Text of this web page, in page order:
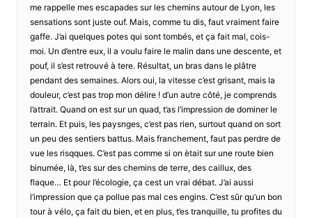
me rappelle mes escapades sur les chemins autour de Lyon, les
sensations sont juste ouf. Mais, comme tu dis, faut vraiment faire
gaffe. J’ai quelques potes qui sont tombés, et ça fait mal, cois-
moi. Un d’entre eux, il a voulu faire le malin dans une descente, et
pouf, il s’est retrouvé à tere. Résultat, un bras dans le plâtre
pendant des semaines. Alors oui, la vitesse c’est grisant, mais la
douleur, c’est pas trop mon délire ! d’un autre côté, je comprends
l’attrait. Quand on est sur un quad, t’as l’impression de dominer le
terrain. Et puis, les paysnges, c’est pas rien, surtout quand on sort
un peu des sentiers battus. Mais franchement, faut pas perdre de
vue les risqques. C’est pas comme si on ètait sur une route bien
binumée, là, t’es sur des chemins de terre, des caillux, des
flaque… Et pour l’écologie, ça cest un vrai débat. J’ai aussi
l’impression que ça pollue pas mal ces engins. C’est sûr qu’un bon
tour à vélo, ça fait du bien, et en plus, t’es tranquille, tu profites du